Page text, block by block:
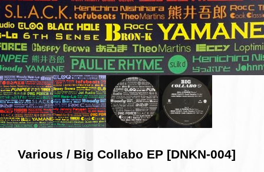
Various / Big Collabo EP [DNKN-004]